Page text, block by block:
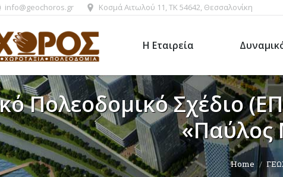
info@geochoros.gr Κοσμά Αιτωλού 11, ΤΚ 54642, Θεσσαλονίκη
Η Εταιρεία
Πολεοδομικό Σχέδιο
«Παύλος
Home